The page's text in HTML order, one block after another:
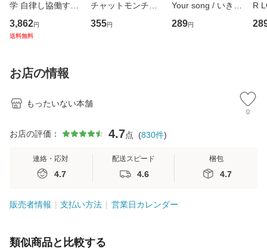
学 自律し協働する
専門職の看護マネ
ジメントスキル 改
恵 藤本幸三 / 南江
堂 [単行
3,862円
送料無料
チャットモンチー /
キューンレコード
[CD]【メール便送
355円
Your song / いきも
のがかり / [CD]
【メール便送料無
289円
R
産
お店の情報
もったいない本舗
0
お店の評価： 4.7点 (830件)
連絡・応対
4.7
配送スピード
4.6
梱包
4.7
販売者情報 支払い方法 営業日カレンダー
類似商品と比較する